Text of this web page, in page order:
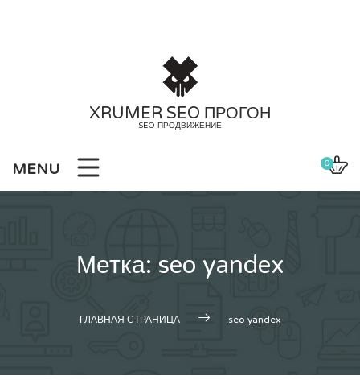
XRUMER SEO ПРОГОН
SEO ПРОДВИЖЕНИЕ
MENU 0
Метка: seo yandex
ГЛАВНАЯ СТРАНИЦА seo yandex